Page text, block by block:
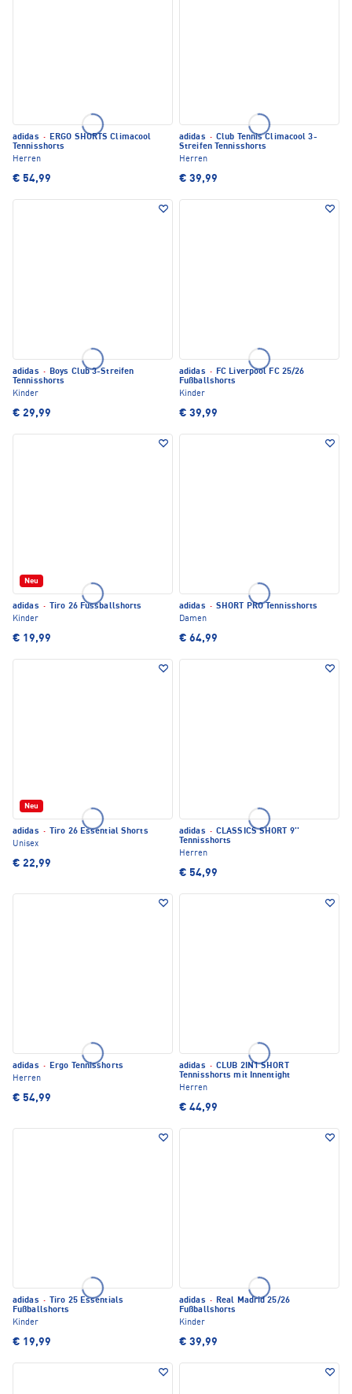
adidas · ERGO SHORTS Climacool
Tennisshorts
Herren
€ 54,99
adidas · Club Tennis Climacool 3-
Streifen Tennisshorts
Herren
€ 39,99
adidas · Boys Club 3-Streifen
Tennisshorts
Kinder
€ 29,99
adidas · FC Liverpool FC 25/26
Fußballshorts
Kinder
€ 39,99
Neu
adidas ·
Tiro 26 Fussballshorts
Kinder
€ 19,99
adidas · SHORT PRO Tennisshorts
Damen
€ 64,99
Neu
adidas ·
Tiro 26 Essential Shorts
Unisex
€ 22,99
adidas · CLASSICS SHORT 9''
Tennisshorts
Herren
€ 54,99
adidas · Ergo Tennisshorts
Herren
€ 54,99
adidas · CLUB 2IN1 SHORT
Tennisshorts mit Innentight
Herren
€ 44,99
adidas ·
Tiro 25 Essentials
Fußballshorts
Kinder
€ 19,99
adidas · Real Madrid 25/26
Fußballshorts
Kinder
€ 39,99